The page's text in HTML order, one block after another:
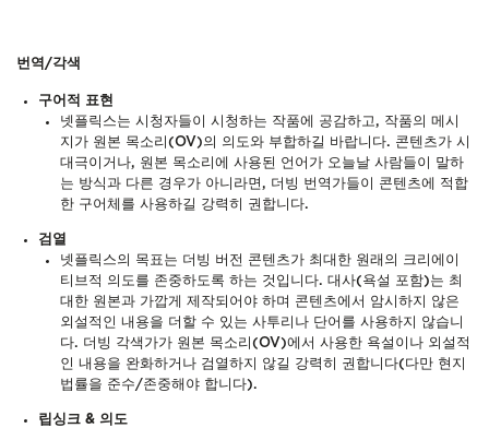
번역/각색
구어적 표현
넷플릭스는 시청자들이 시청하는 작품에 공감하고, 작품의 메시
지가 원본 목소리(OV)의 의도와 부합하길 바랍니다. 콘텐츠가 시
대극이거나, 원본 목소리에 사용된 언어가 오늘날 사람들이 말하
는 방식과 다른 경우가 아니라면, 더빙 번역가들이 콘텐츠에 적합
한 구어체를 사용하길 강력히 권합니다.
검열
넷플릭스의 목표는 더빙 버전 콘텐츠가 최대한 원래의 크리에이
티브적 의도를 존중하도록 하는 것입니다. 대사(욕설 포함)는 최
대한 원본과 가깝게 제작되어야 하며 콘텐츠에서 암시하지 않은
외설적인 내용을 더할 수 있는 사투리나 단어를 사용하지 않습니
다. 더빙 각색가가 원본 목소리(OV)에서 사용한 욕설이나 외설적
인 내용을 완화하거나 검열하지 않길 강력히 권합니다(다만 현지
법률을 준수/존중해야 합니다).
립싱크 & 의도